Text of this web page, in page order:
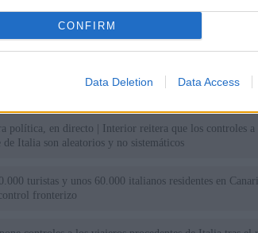
CONFIRM
Data Deletion Data Access
dudas entre los viajeros procedentes de Italia por los
política, en directo | Interior reitera que los controles a
de Italia son aleatorios y no sistemáticos
turistas y unos 60.000 italianos residentes en
fronterizo